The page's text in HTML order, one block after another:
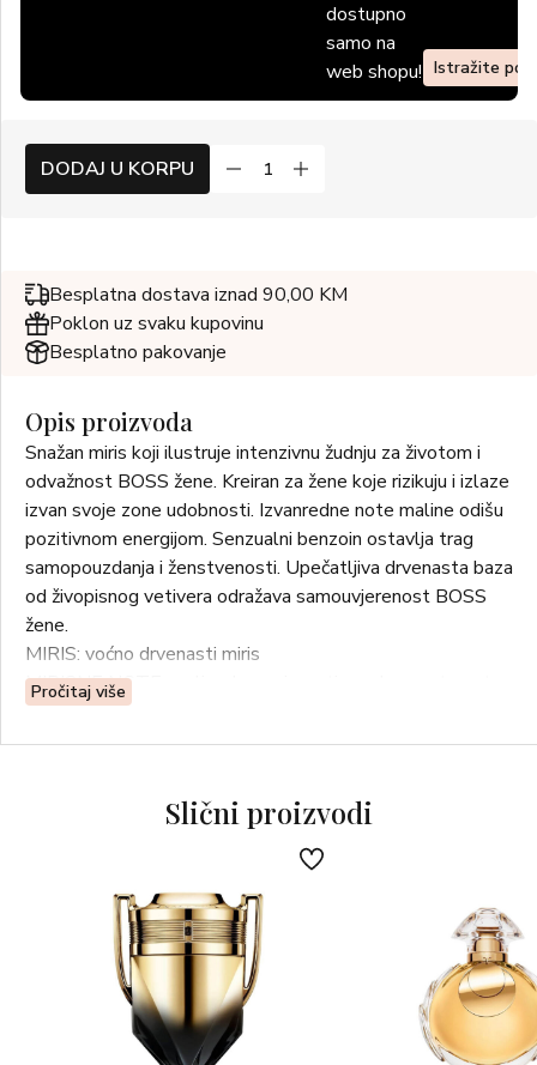
dostupno
samo na
web shopu! Istražite
DODAJ U KORPU
Besplatna dostava iznad 90,00 KM
Poklon uz svaku kupovinu
Besplatno pakovanje
Opis proizvoda
Snažan miris koji ilustruje intenzivnu žudnju za životom i
odvažnost BOSS žene. Kreiran za žene koje rizikuju i izlaze
izvan svoje zone udobnosti. Izvanredne note maline odišu
pozitivnom energijom. Senzualni benzoin ostavlja trag
samopouzdanja i ženstvenosti. Upečatljiva drvenasta baza
od živopisnog vetivera odražava samouvjerenost BOSS
žene.
MIRIS: voćno drvenasti miris
MIRISNE NOTE: malina, benzoin, vetiver, drvenaste note
Pročitaj više
Slični proizvodi